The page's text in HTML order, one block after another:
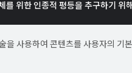
위한 인종적 평등을 추구하기 위
을 사용하여 콘텐츠를 사용자의 기